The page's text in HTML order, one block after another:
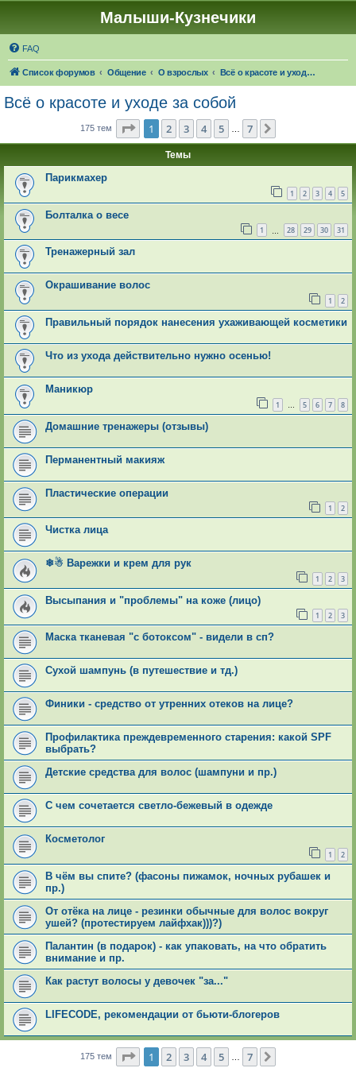
Малыши-Кузнечики
FAQ
Список форумов Общение О взрослых Всё о красоте и уходе за собой
Всё о красоте и уходе за собой
175 тем Страница из
1 2 3 4 5 7
Темы
Парикмахер
1 2 3 4 5
Болталка о весе
1 28 29 30 31
Тренажерный зал
Окрашивание волос
1 2
Правильный порядок нанесения ухаживающей косметики
Что из ухода действительно нужно осенью!
Маникюр
1 … 5 6 7 8
Домашние тренажеры (отзывы)
Перманентный макияж
Пластические операции
1 2
Чистка лица
❄☃ Варежки и крем для рук
1 2 3
Высыпания и "проблемы" на коже (лицо)
1 2 3
Маска тканевая "с ботоксом" - видели в сп?
Сухой шампунь (в путешествие и тд.)
Финики - средство от утренних отеков на лице?
Профилактика преждевременного старения: какой SPF
выбрать?
Детские средства для волос (шампуни и пр.)
С чем сочетается светло-бежевый в одежде
Косметолог
1 2
В чём вы спите? (фасоны пижамок, ночных рубашек и
пр.)
От отёка на лице - резинки обычные для волос вокруг
ушей? (протестируем лайфхак)))?)
Палантин (в подарок) - как упаковать, на что обратить
внимание и пр.
Как растут волосы у девочек "за..."
LIFECODE, рекомендации от бьюти-блогеров
175 тем Страница из
1 2 3 4 5 7